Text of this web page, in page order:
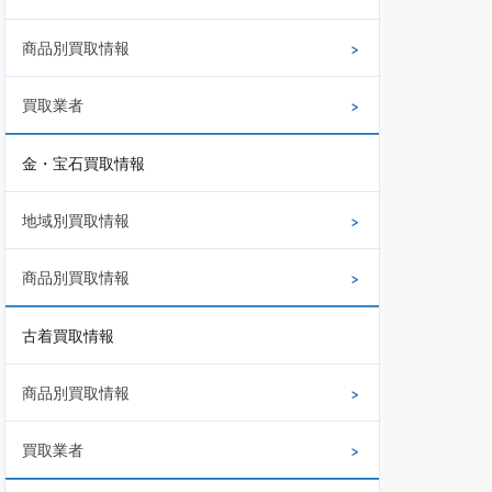
商品別買取情報
買取業者
金・宝石買取情報
地域別買取情報
商品別買取情報
古着買取情報
商品別買取情報
買取業者